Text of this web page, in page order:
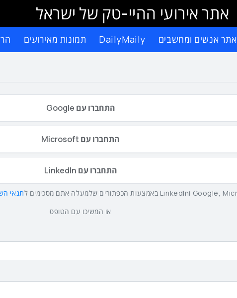
אתר אירועי ההיי-טק של ישראל
אתר אנשים ומחשבים DailyMaily תמונות מאירועים
התחברו עם Google
התחברו עם Microsoft
התחברו עם LinkedIn
תנאי
או המשיכו עם הטופס